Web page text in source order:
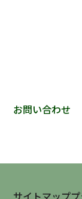
お問い合わせ